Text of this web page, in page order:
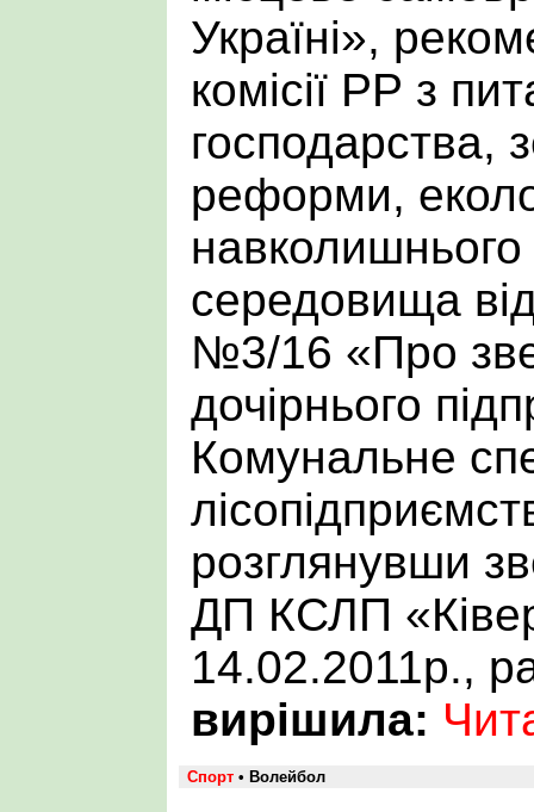
Україні»,
комісії РР з
господарства,
реформи,
середовища
№3/16 «Про
дочірнього
Комунальне
розглянувши
ДП КСЛП
14.02.2011р.,
вирішила:
Спорт • Волейбол